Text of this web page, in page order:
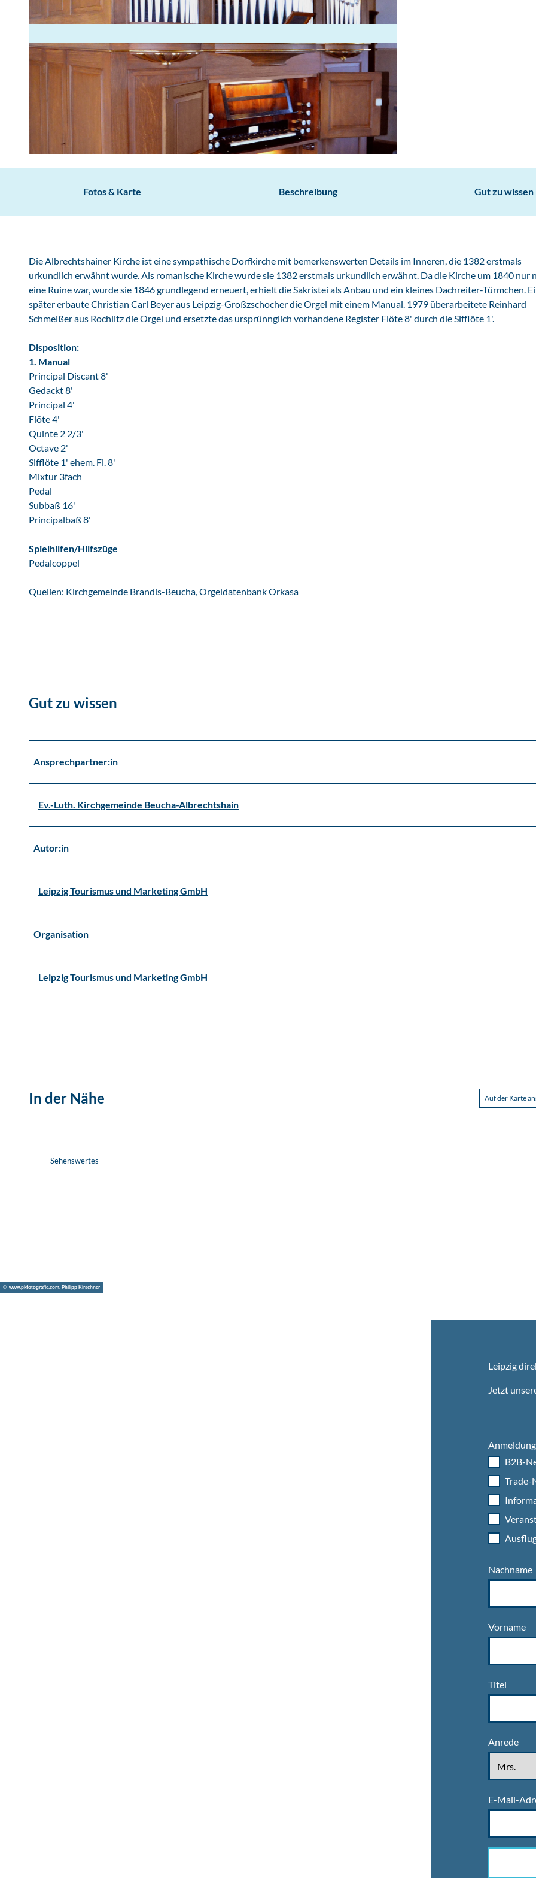
r
r
g
e
l
K
r
c
h
e
S
t
.
P
e
t
r
i
A
b
r
c
Fotos & Karte Beschreibung Gut zu wissen
Die Albrechtshainer Kirche ist eine sympathische Dorfkirche mit bemerkenswerten Details im Inneren, die 1382 erstmals
urkundlich erwähnt wurde. Als romanische Kirche wurde sie 1382 erstmals urkundlich erwähnt. Da die Kirche um 1840 nur
eine Ruine war, wurde sie 1846 grundlegend erneuert, erhielt die Sakristei als Anbau und ein kleines Dachreiter-Türmchen.
später erbaute Christian Carl Beyer aus Leipzig-Großzschocher die Orgel mit einem Manual. 1979 überarbeitete Reinhard
Schmeißer aus Rochlitz die Orgel und ersetzte das ursprünnglich vorhandene Register Flöte 8' durch die Sifflöte 1'.
Disposition:
1. Manual
Principal Discant 8'
Gedackt 8'
Principal 4'
Flöte 4'
Quinte 2 2/3'
Octave 2'
Sifflöte 1' ehem. Fl. 8'
Mixtur 3fach
Pedal
Subbaß 16'
Principalbaß 8'
Spielhilfen/Hilfszüge
Pedalcoppel
Quellen: Kirchgemeinde Brandis-Beucha, Orgeldatenbank Orkasa
Gut zu wissen
Ansprechpartner:in
Ev.-Luth. Kirchgemeinde Beucha-Albrechtshain
Autor:in
Leipzig Tourismus und Marketing GmbH
Organisation
Leipzig Tourismus und Marketing GmbH
In der Nähe Auf der Karte
Sehenswertes
© www.pkfotografie.com, Philipp Kirschner
Leipzig
Jetzt
B2B-
Trade-
Nachname
Vorname
Titel
Anrede
E-Mail-